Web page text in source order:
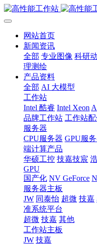
网站首页
新闻资讯
全部 专业图像 科研
理测绘
产品资料
全部 AI 大模型
工作站
Intel 酷睿 Intel Xeon
品牌工作站 工作站
服务器
CPU服务器 GPU服
端计算产品
华硕工控 技嘉技宸
GPU
国产化 NV GeForce
服务器主板
JW 同泰怡 超微 技嘉
准系统平台
超微 技嘉 其他
工作站主板
JW 技嘉